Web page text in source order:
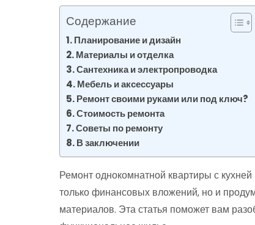
Содержание
Планирование и дизайн
Материалы и отделка
Сантехника и электропроводка
Мебель и аксессуары
Ремонт своими руками или под ключ?
Стоимость ремонта
Советы по ремонту
В заключении
Ремонт однокомнатной квартиры с
только финансовых вложений‚ но и
материалов. Эта статья поможет вам